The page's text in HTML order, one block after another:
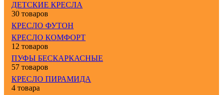
ДЕТСКИЕ КРЕСЛА
30 товаров
КРЕСЛО ФУТОН
КРЕСЛО КОМФОРТ
12 товаров
ПУФЫ БЕСКАРКАСНЫЕ
57 товаров
КРЕСЛО ПИРАМИДА
4 товара